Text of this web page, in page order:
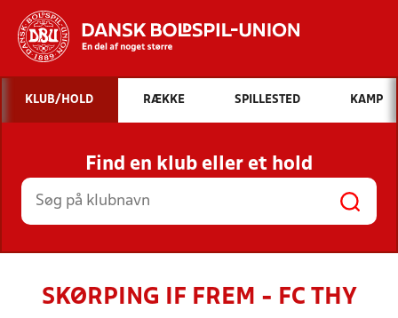
Hvad vil du søge efter?
INDHOLD OG NYHEDER
STILLINGER, RESULTATER, KLUBBER OG
HOLD
KLUB/HOLD RÆKKE SPILLESTED KAMP
Find en klub eller et hold
SKØRPING IF FREM - FC THY